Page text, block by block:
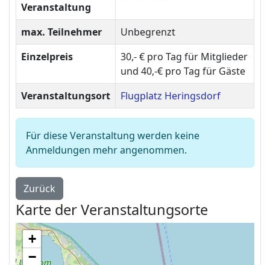
Veranstaltung
max. Teilnehmer
Unbegrenzt
Einzelpreis
30,- € pro Tag für Mitglieder
und 40,-€ pro Tag für Gäste
Veranstaltungsort
Flugplatz Heringsdorf
Für diese Veranstaltung werden keine
Anmeldungen mehr angenommen.
Zurück
Karte der Veranstaltungsorte
+
−